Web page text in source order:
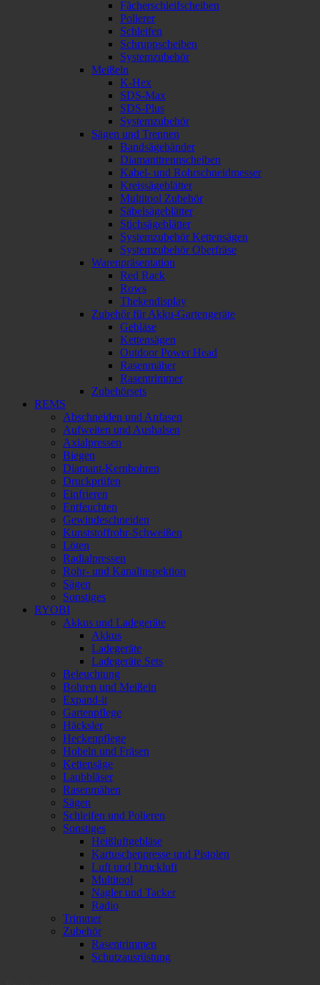
Fächerschleifscheiben
Polierer
Schleifen
Schruppscheiben
Systemzubehör
Meißeln
K-Hex
SDS-Max
SDS-Plus
Systemzubehör
Sägen und Trennen
Bandsägebänder
Diamanttrennscheiben
Kabel- und Rohrschneidmesser
Kreissägeblätter
Multitool Zubehör
Säbelsägeblätter
Stichsägeblätter
Systemzubehör Kettensägen
Systemzubehör Oberfräse
Warenpräsentation
Red Rack
Rows
Thekendisplay
Zubehör für Akku-Gartengeräte
Gebläse
Kettensägen
Outdoor Power Head
Rasenmäher
Rasentrimmer
Zubehörsets
REMS
Abschneiden und Anfasen
Aufweiten und Aushalsen
Axialpressen
Biegen
Diamant-Kernbohren
Druckprüfen
Einfrieren
Entfeuchten
Gewindeschneiden
Kunststoffrohr-Schweißen
Löten
Radialpressen
Rohr- und Kanalinspektion
Sägen
Sonstiges
RYOBI
Akkus und Ladegeräte
Akkus
Ladegeräte
Ladegeräte Sets
Beleuchtung
Bohren und Meißeln
Expand-it
Gartenpflege
Häcksler
Heckenpflege
Hobeln und Fräsen
Kettensäge
Laubbläser
Rasenmähen
Sägen
Schleifen und Polieren
Sonstiges
Heißluftgebläse
Kartuschenpresse und Pistolen
Luft und Druckluft
Multitool
Nagler und Tacker
Radio
Trimmer
Zubehör
Rasentrimmen
Schutzausrüstung